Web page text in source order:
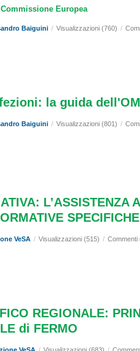
Europea
Baiguini / Visualizzazioni (760) /
la guida
Baiguini / Visualizzazioni (801) /
L’ASSISTENZA
VeSA / Visualizzazioni (515) / Commenti
REGIONALE:
di FERMO